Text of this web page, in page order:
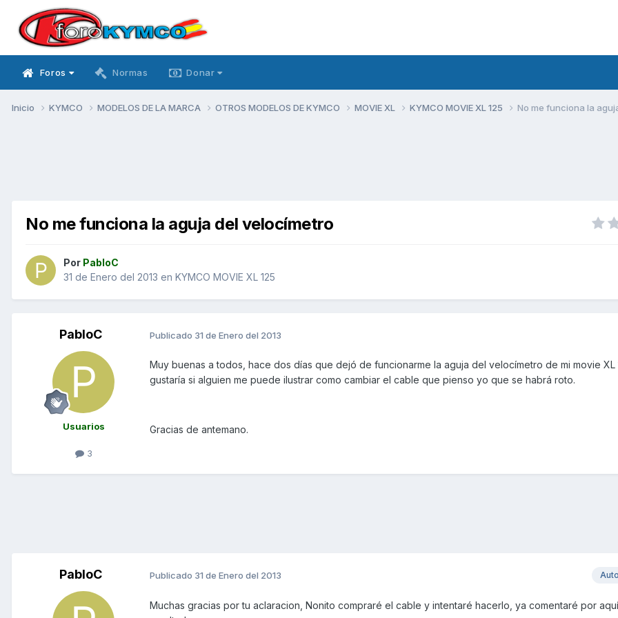
Foros Normas Donar
Inicio KYMCO MODELOS DE LA MARCA OTROS MODELOS DE KYMCO MOVIE XL KYMCO MOVIE XL 125 No me funciona la
No me funciona la aguja del velocímetro
Por PabloC
31 de Enero del 2013 en KYMCO MOVIE XL 125
PabloC
Usuarios
3
Publicado 31 de Enero del 2013
Muy buenas a todos, hace dos días que dejó de funcionarme la aguja del velocímetro de mi movie XL
gustaría si alguien me puede ilustrar como cambiar el cable que pienso yo que se habrá roto.
Gracias de antemano.
PabloC Publicado 31 de Enero del 2013
Muchas gracias por tu aclaracion, Nonito compraré el cable y intentaré hacerlo, ya comentaré por